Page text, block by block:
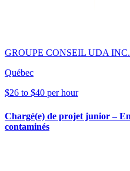
GROUPE CONSEIL UDA INC.
Québec
$26 to $40 per hour
Chargé(e) de projet junior –
contaminés